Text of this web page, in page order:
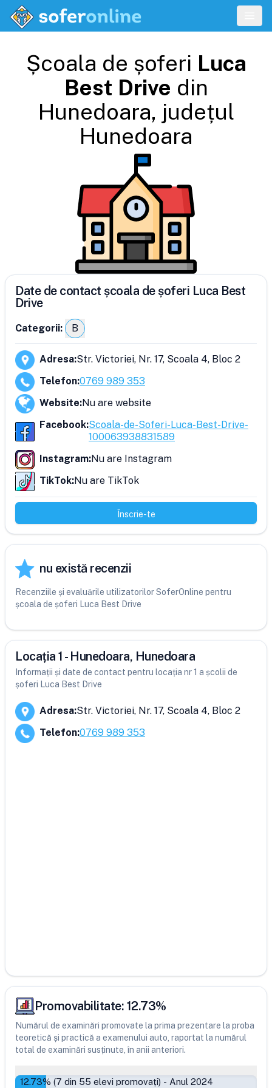
Școala de șoferi Luca
Best Drive din
Hunedoara, județul
Hunedoara
Date de contact școala de șoferi Luca Best
Drive
Categorii: B
Adresa:Str. Victoriei, Nr. 17, Scoala 4, Bloc 2
Telefon:0769 989 353
Website:Nu are website
Facebook:Scoala-de-Soferi-Luca-Best-Drive-
100063938831589
Instagram:Nu are Instagram
TikTok:Nu are TikTok
Înscrie-te
nu există recenzii
Recenziile și evaluările utilizatorilor SoferOnline pentru
școala de șoferi Luca Best Drive
Locația 1 - Hunedoara, Hunedoara
Informații și date de contact pentru locația nr 1 a școlii de
șoferi Luca Best Drive
Adresa:Str. Victoriei, Nr. 17, Scoala 4, Bloc 2
Telefon:0769 989 353
Promovabilitate: 12.73%
Numărul de examinări promovate la prima prezentare la proba
teoretică și practică a examenului auto, raportat la numărul
total de examinări susținute, în anii anteriori.
12.73% (7 din 55 elevi promovați) - Anul 2024